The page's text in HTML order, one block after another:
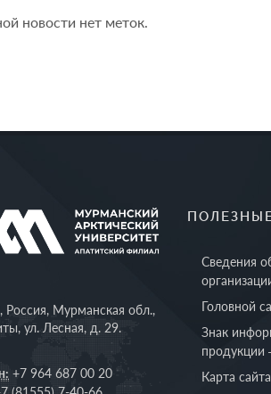
новости нет меток.
Россия, Мурманская обл.,
ул. Лесная, д. 29.
+7 964 687 00 20
Сведения
Головной
Знак
Карта сайта